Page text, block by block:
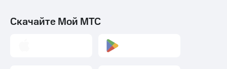
Скачайте Мой МТС